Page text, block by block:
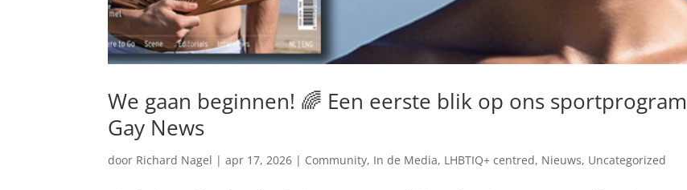
We gaan beginnen! 🌈 Een eerste blik op ons
Gay News
door Richard Nagel |apr 17, 2026 | Community, In de Media, LHBTIQ+ centred, Nieuws, Uncategorized